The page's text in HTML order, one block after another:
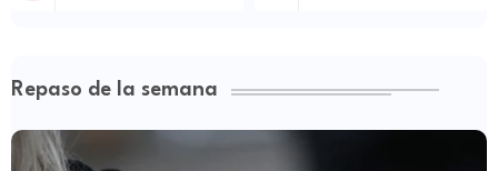
Repaso de la semana